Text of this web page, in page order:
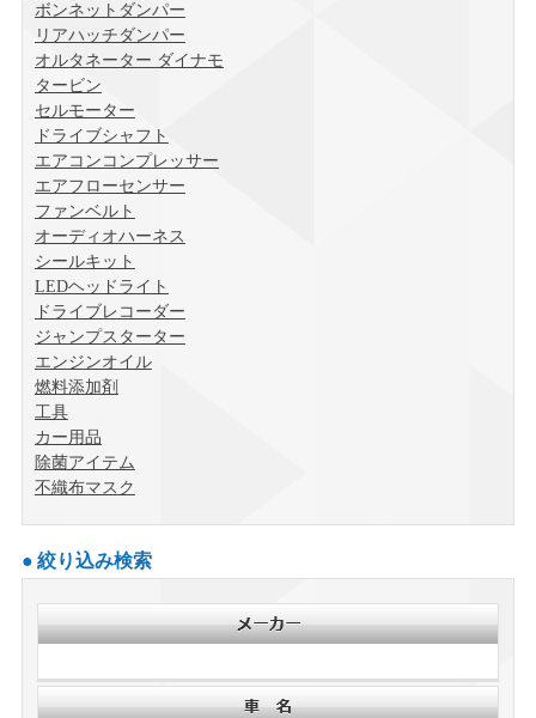
ボンネットダンパー
リアハッチダンパー
オルタネーター ダイナモ
タービン
セルモーター
ドライブシャフト
エアコンコンプレッサー
エアフローセンサー
ファンベルト
オーディオハーネス
シールキット
LEDヘッドライト
ドライブレコーダー
ジャンプスターター
エンジンオイル
燃料添加剤
工具
カー用品
除菌アイテム
不織布マスク
絞り込み検索